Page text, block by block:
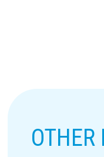
OTHER